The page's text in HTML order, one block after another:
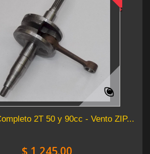
2T 50 y 90cc - Vento ZIP...
$ 1,245.00